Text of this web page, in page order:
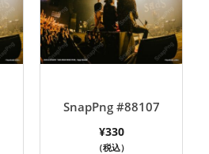
SnapPng #88107
¥330
（税込）